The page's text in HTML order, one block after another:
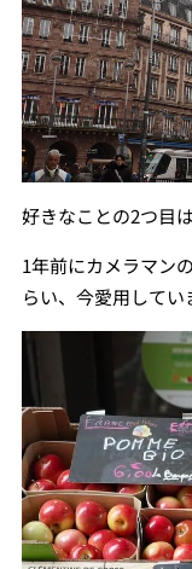
好きなことの2つ目
1年前にカメラマン
らい、今愛用してい